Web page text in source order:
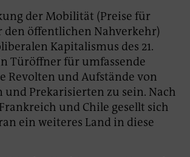
der Mobilität (Preise für
den öffentlichen Nahverkehr)
Kapitalismus des 21.
Türöffner für umfassende
Revolten und Aufstände von
Prekarisierten zu sein. Nach
und Chile gesellt sich
ein weiteres Land in diese